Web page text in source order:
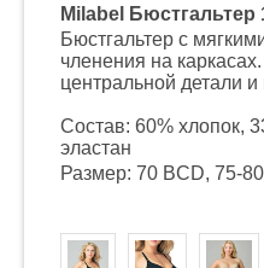
Milabel Бюстгальтер
Бюстгальтер с
членения на
центральной детали
Состав: 60% хлопок,
эластан
Размер: 70 BCD, 75-